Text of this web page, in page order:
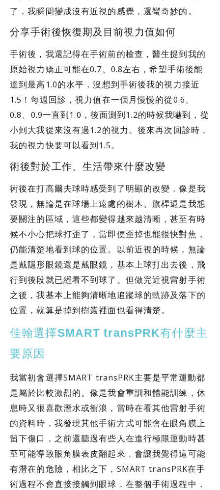
了，我瞬間變成沒有近視的感覺，還蠻奇妙的。
分享手術後恢復期及目前視力值如何
手術後，我還記得在手術前的檢查，醫生提到我的
原始視力矯正可能在0.7、0.8左右，希望手術後能
達到最高1.0的水平，沒想到手術後我的視力接近
1.5！每週回診，視力值在一個月慢慢的從0.6、
0.8、0.9一直到1.0，後面測到1.2的時候我嚇到，從
小到大我從來沒有過1.2的視力。後來再次回診時，
我的視力快要可以看到1.5。
術後對於工作、生活帶來什麼改變
術後在打高爾夫球時感受到了明顯的改變，像是我
發現，無論是在球場上遠處的樹木、旗桿還是我想
要關注的區域，這些都變得越來越清晰，甚至有時
候不小心把球打歪了，當即便歪掉也能很快對焦，
仍能清楚地看到球的位置。以前近視的時候，無論
是戴隱形眼鏡還是戴眼鏡，基本上球打出去後，飛
行到後段就已經看不到球了。但做完近視雷射手術
之後，我基本上能夠清晰地追蹤球的軌跡及落下的
位置，就算是掉到樹叢裡面也看得清楚。
佳翰選擇SMART transPRK有什麼主
要原因
我當初會選擇SMART transPRK主要是平常運動都
是屬於比較激烈的。像是我會重訓和體能訓練，休
息時又很喜歡潛水或衝浪，當時在看其他雷射手術
的資料時，我發現其他手術方式可能會在眼角膜上
留下傷口，之前還聽過有些人在進行極限運動時甚
至可能導致眼角膜表皮翻起來，會讓我覺得這可能
有潛在的危險，相比之下，SMART transPRK在手
術過程不會直接接觸到眼球，在整個手術過程中，